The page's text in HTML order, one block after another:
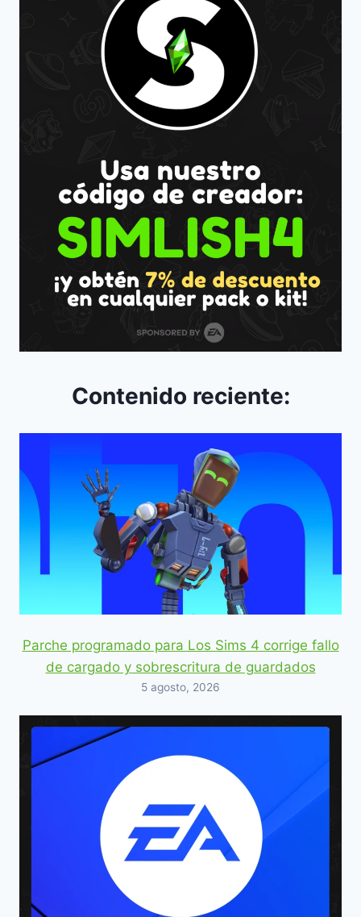
Contenido reciente:
Parche programado para Los Sims 4 corrige fallo
de cargado y sobrescritura de guardados
5 agosto, 2026